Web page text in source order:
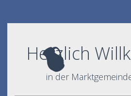
Herzlich
in der